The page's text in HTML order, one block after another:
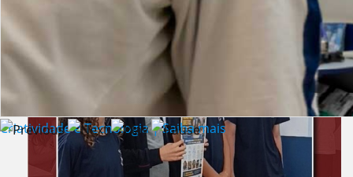
Criatividade e Tecnologia | Saiba mais